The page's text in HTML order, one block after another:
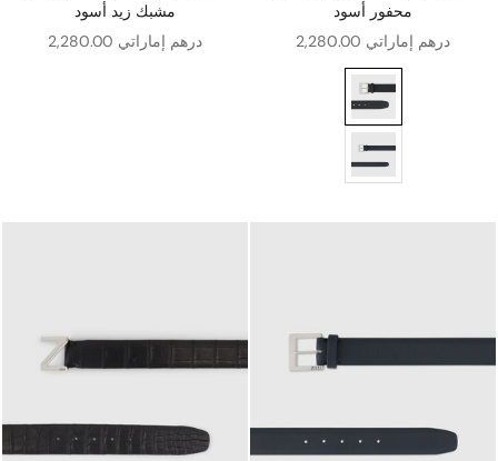
مشبك زيد أسود
سعر البيع
2,280.00 درهم إماراتي
محفور أسود
سعر البيع 2,280.00 درهم إماراتي
مربع محفور أسود
منقوش أزرق كحلي